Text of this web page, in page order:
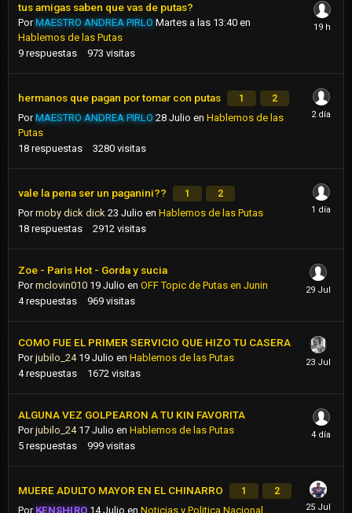
tus amigas saben que vas de putas?
PorMAESTRO ANDREA PIRLO Martes a las 13:40 en
Hablemos de las Putas
9 respuestas 973 visitas
hermanos que pagan por tomar con putas 1 2
PorMAESTRO ANDREA PIRLO 28 Julio en Hablemos de las
Putas
18 respuestas 3280 visitas
vale la pena ser un paganini?? 1 2
Pormoby dick dick 23 Julio en Hablemos de las Putas
18 respuestas 2912 visitas
Zoe - Paris Hot - Gorda y sucia
Pormclovin010 19 Julio en OFF Topic de Putas en Junin
4 respuestas 969 visitas
COMO FUE EL PRIMER SERVICIO QUE HIZO TU CASERA
Porjubilo_24 19 Julio en Hablemos de las Putas
4 respuestas 1672 visitas
ALGUNA VEZ GOLPEARON A TU KIN FAVORITA
Porjubilo_24 17 Julio en Hablemos de las Putas
5 respuestas 999 visitas
MUERE ADULTO MAYOR EN EL CHINARRO 1 2
Por KENSHIRO 14 Julio enNoticias y Politica Nacional